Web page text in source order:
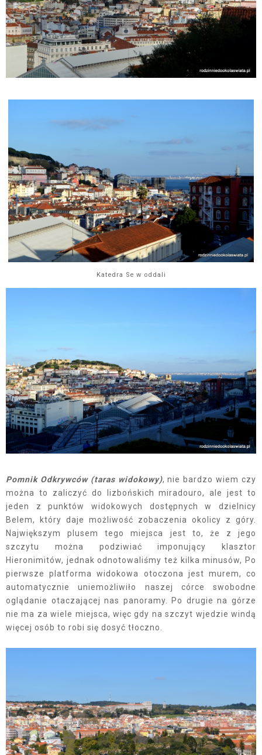
Katedra Se w oddali
Pomnik Odkrywców (taras widokowy), nie bardzo wiem czy
można to zaliczyć do lizbońskich miradouro, ale jest to
jeden z punktów widokowych dostępnych w dzielnicy
Belem, który daje możliwość zobaczenia okolicy z góry.
Największym plusem tego miejsca jest to, że z jego
szczytu można podziwiać imponujący klasztor
Hieronimitów, jednak odnotowaliśmy też kilka minusów, Po
pierwsze platforma widokowa otoczona jest murem, co
automatycznie uniemożliwiło naszej córce swobodne
oglądanie otaczającej nas panoramy. Po drugie na górze
nie ma za wiele miejsca, więc gdy na szczyt wjedzie windą
więcej osób to robi się dosyć tłoczno.